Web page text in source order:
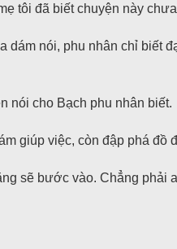
tôi đã biết chuyện này
dám nói, phu nhân chỉ biết
nói cho Bạch phu nhân biết.
giúp việc, còn đập phá đồ
sẽ bước vào. Chẳng phải